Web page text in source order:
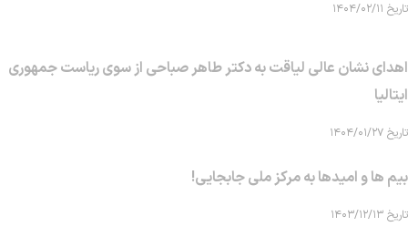
تاریخ ۱۴۰۴/۰۲/۱۱
اهدای نشان عالی لیاقت به دکتر طاهر صباحی از سوی ریاست جمهوری
ایتالیا
تاریخ ۱۴۰۴/۰۱/۲۷
بیم ها و امیدها به مرکز ملی جابجایی!
تاریخ ۱۴۰۳/۱۲/۱۳